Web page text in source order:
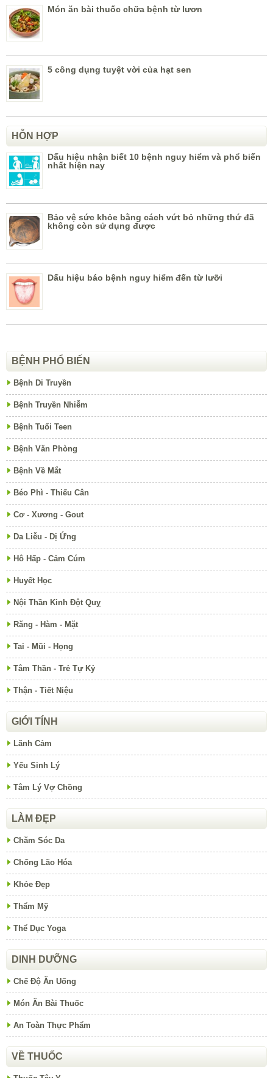
Món ăn bài thuốc chữa bệnh từ lươn
5 công dụng tuyệt vời của hạt sen
HỖN HỢP
Dấu hiệu nhận biết 10 bệnh nguy hiểm và phổ biến
nhất hiện nay
Bảo vệ sức khỏe bằng cách vứt bỏ những thứ đã
không còn sử dụng được
Dấu hiệu báo bệnh nguy hiểm đến từ lưỡi
BỆNH PHỔ BIẾN
Bệnh Di Truyền
Bệnh Truyền Nhiễm
Bệnh Tuổi Teen
Bệnh Văn Phòng
Bệnh Về Mắt
Béo Phì - Thiếu Cân
Cơ - Xương - Gout
Da Liễu - Dị Ứng
Hô Hấp - Cảm Cúm
Huyết Học
Nội Thần Kinh Đột Quỵ
Răng - Hàm - Mặt
Tai - Mũi - Họng
Tâm Thần - Trẻ Tự Kỷ
Thận - Tiết Niệu
GIỚI TÍNH
Lãnh Cảm
Yếu Sinh Lý
Tâm Lý Vợ Chồng
LÀM ĐẸP
Chăm Sóc Da
Chống Lão Hóa
Khỏe Đẹp
Thẩm Mỹ
Thể Dục Yoga
DINH DƯỠNG
Chế Độ Ăn Uống
Món Ăn Bài Thuốc
An Toàn Thực Phẩm
VỀ THUỐC